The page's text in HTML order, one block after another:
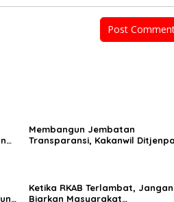
Membangun Jembatan
Transparansi, Kakanwil
Ketika RKAB Terlambat, Jangan
Biarkan Masyarakat